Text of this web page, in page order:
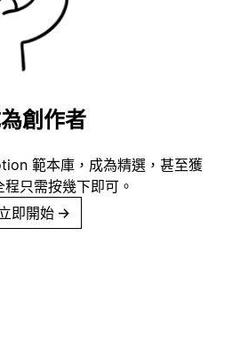
創作者
範本庫，成為精選，甚至獲
只需按幾下即可。
即開始 →